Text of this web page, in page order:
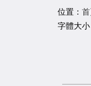
位置：
字體大小